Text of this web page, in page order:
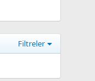
Filtreler